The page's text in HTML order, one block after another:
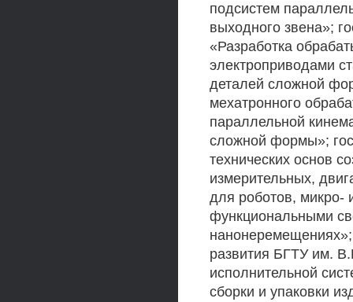
подсистем
выходного звена»;
«Разработка
электроприводами
деталей сложной
мехатронного
параллельной
сложной формы»;
технических основ
измерительных,
для роботов,
функциональными
нанонеремещениях»;
развития БГТУ им.
исполнительной
сборки и упаковки